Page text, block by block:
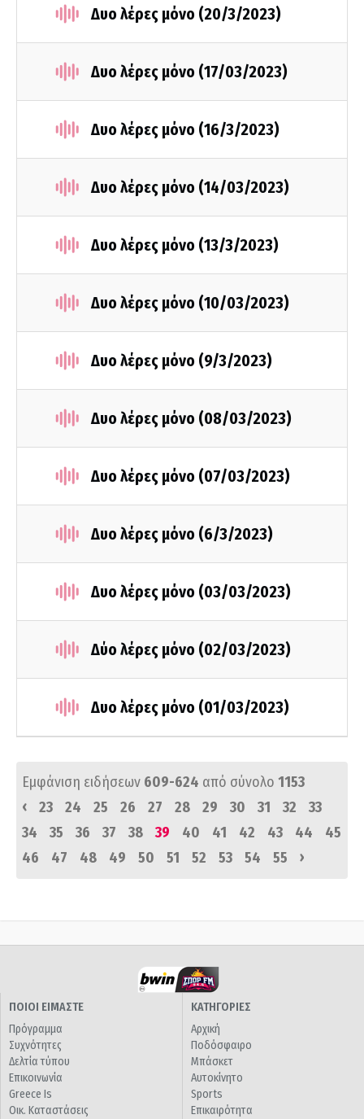
Δυο λέρες μόνο (20/3/2023)
Δυο λέρες μόνο (17/03/2023)
Δυο λέρες μόνο (16/3/2023)
Δυο λέρες μόνο (14/03/2023)
Δυο λέρες μόνο (13/3/2023)
Δυο λέρες μόνο (10/03/2023)
Δυο λέρες μόνο (9/3/2023)
Δυο λέρες μόνο (08/03/2023)
Δυο λέρες μόνο (07/03/2023)
Δυο λέρες μόνο (6/3/2023)
Δυο λέρες μόνο (03/03/2023)
Δύο λέρες μόνο (02/03/2023)
Δυο λέρες μόνο (01/03/2023)
Εμφάνιση ειδήσεων 609-624 από σύνολο 1153
‹
23 24 25 26 27 28 29 30 31 32
33
34
35 36 37 38 39 40 41 42 43 44
45
46
47 48 49 50 51 52 53 54 55 ›
ΠΟΙΟΙ ΕΙΜΑΣΤΕ
Πρόγραμμα
Συχνότητες
Δελτία τύπου
Επικοινωνία
Greece Is
Οικ. Καταστάσεις
ΚΑΤΗΓΟΡΙΕΣ
Αρχική
Ποδόσφαιρο
Μπάσκετ
Αυτοκίνητο
Sports
Επικαιρότητα